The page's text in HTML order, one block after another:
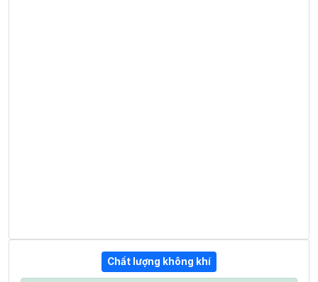
Chất lượng không khí